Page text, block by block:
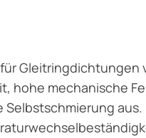
hohe mechanische